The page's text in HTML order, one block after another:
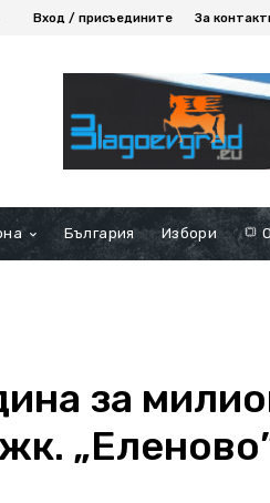
Вход / присъедините За
България Избори
за